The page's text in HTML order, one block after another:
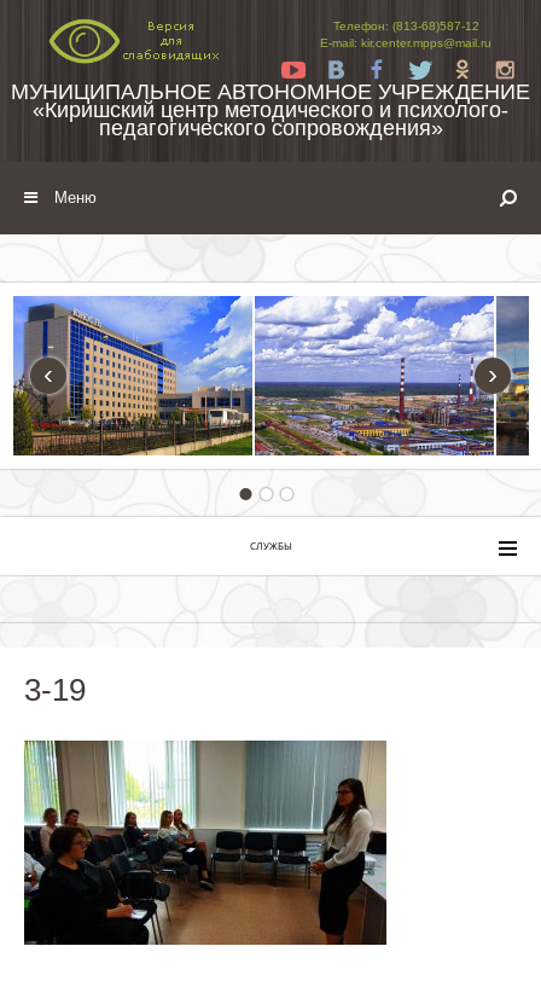
Телефон: (813-68)587-12
E-mail: kir.center.mpps@mail.ru
Yt
Tw
МУНИЦИПАЛЬНОЕ АВТОНОМНОЕ УЧРЕЖДЕНИЕ
«Киришский центр методического и психолого-
педагогического сопровождения»
Меню
‹ ›
СЛУЖБЫ
3-19